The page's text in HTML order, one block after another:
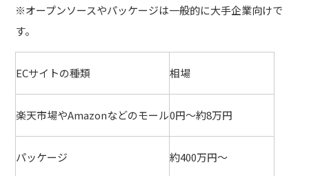
※オープンソースやパッケージは一般的に大手企業向けで
す。
ECサイトの種類 相場
楽天市場やAmazonなどのモール0円～約8万円
パッケージ 約400万円～